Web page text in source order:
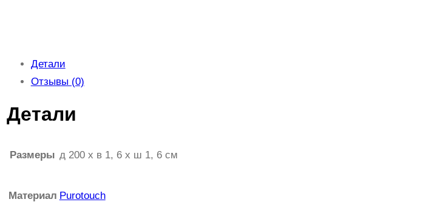
Детали
Отзывы (0)
Детали
Размеры д 200 x в 1, 6 x ш 1, 6 см
Материал Purotouch